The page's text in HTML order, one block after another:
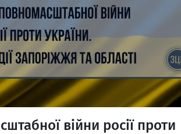
війни росії проти